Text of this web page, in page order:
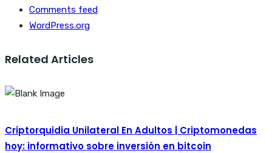
Comments feed
WordPress.org
Related Articles
Criptorquidia Unilateral En Adultos | Criptomonedas
hoy: informativo sobre inversión en bitcoin